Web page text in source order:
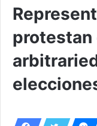
protestan